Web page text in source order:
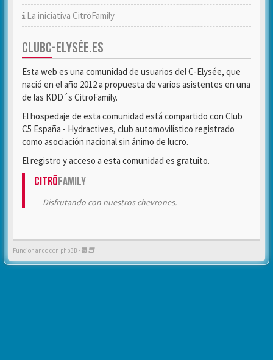
La iniciativa CitröFamily
CLUBC-ELYSÉE.ES
Esta web es una comunidad de usuarios del C-Elysée, que
nació en el año 2012 a propuesta de varios asistentes en una
de las KDD´s CitroFamily.
El hospedaje de esta comunidad está compartido con Club
C5 España - Hydractives, club automovilístico registrado
como asociación nacional sin ánimo de lucro.
El registro y acceso a esta comunidad es gratuito.
CitröFamily
Disfrutando con nuestros chevrones.
Funcionando con phpBB -